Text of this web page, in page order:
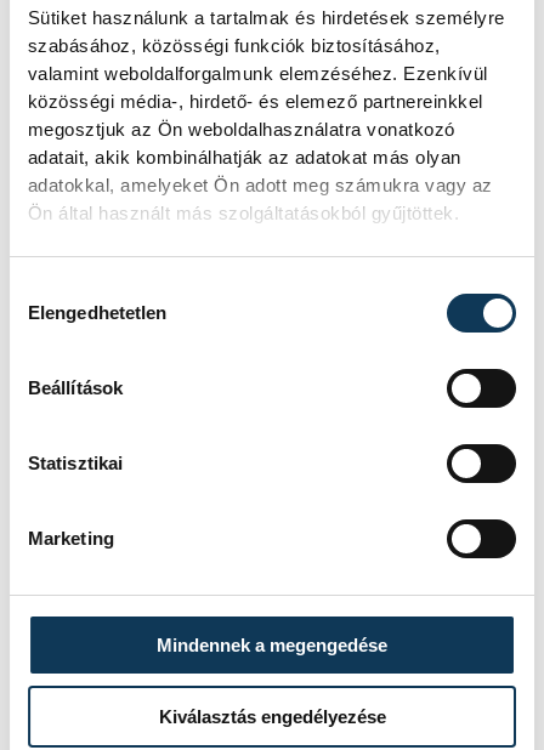
Sütiket használunk a tartalmak és hirdetések személyre
szabásához, közösségi funkciók biztosításához,
valamint weboldalforgalmunk elemzéséhez. Ezenkívül
közösségi média-, hirdető- és elemező partnereinkkel
megosztjuk az Ön weboldalhasználatra vonatkozó
adatait, akik kombinálhatják az adatokat más olyan
adatokkal, amelyeket Ön adott meg számukra vagy az
Ön által használt más szolgáltatásokból gyűjtöttek.
Elengedhetetlen
Beállítások
Statisztikai
Marketing
Mindennek a megengedése
Kiválasztás engedélyezése
F40: 1. Kovács Gábor
F70: 1. Vass Tibor
Nyílt kategória: 3. Berzsenyi Miklós